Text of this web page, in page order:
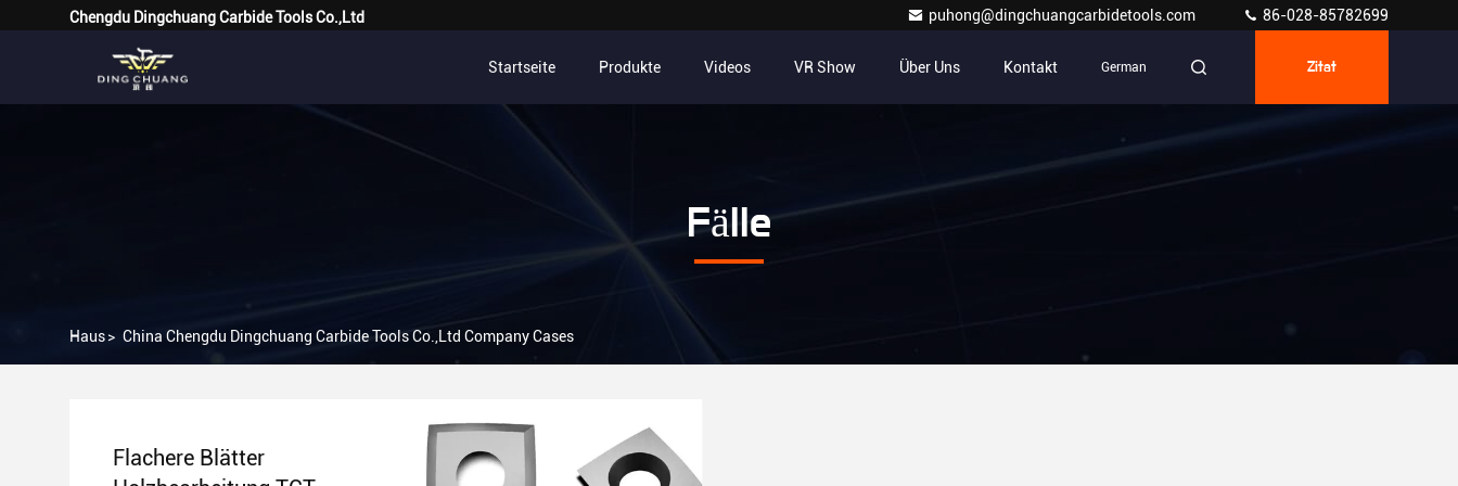
Chengdu Dingchuang Carbide Tools Co.,Ltd puhong@dingchuangcarbidetools.com 86-028-85782699
Startseite Produkte Videos VR Show Über Uns Kontakt German Zitat
Fälle
Haus> China Chengdu Dingchuang Carbide Tools Co.,Ltd Company Cases
Flachere Blätter